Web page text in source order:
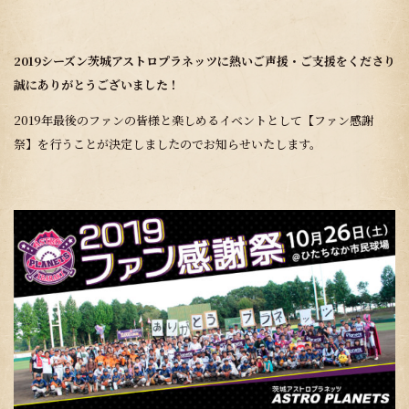
2019シーズン茨城アストロプラネッツに熱いご声援・ご支援をくださり
誠にありがとうございました！
2019年最後のファンの皆様と楽しめるイベントとして【ファン感謝
祭】を行うことが決定しましたのでお知らせいたします。